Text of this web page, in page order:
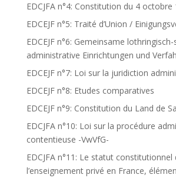
EDCJFA n°4: Constitution du 4 octobre
EDCEJF n°5: Traité d’Union /
EDCEJF n°6: Gemeinsame
administrative Einrichtungen und
EDCEJF n°7: Loi sur la juridiction
EDCEJF n°8: Etudes comparatives
EDCEJF n°9: Constitution du Land de
EDCJFA n°10: Loi sur la procédure
contentieuse -VwVfG-
EDCJFA n°11: Le statut constitutionnel
l’enseignement privé en France,